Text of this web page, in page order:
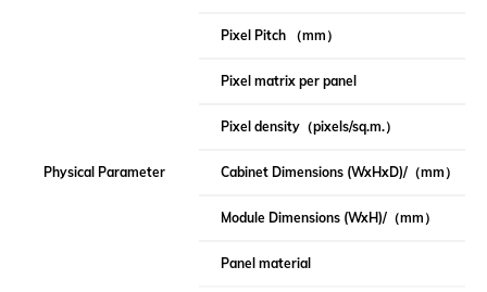
Physical Parameter
Pixel Pitch （mm ）
Pixel matrix per panel
Pixel density （pixels/sq.m.）
Cabinet Dimensions (WxHxD)/ （mm ）
Module Dimensions (WxH)/ （mm ）
Panel material